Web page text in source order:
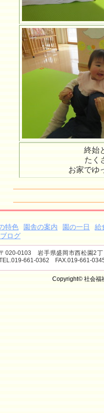
終始
たく
お家でゆ
特色 園舎の案内 園の一日
給
ログ
020-0103 岩手県盛岡市西松園
661-0362 FAX.019-661-
Copyright© 社会福